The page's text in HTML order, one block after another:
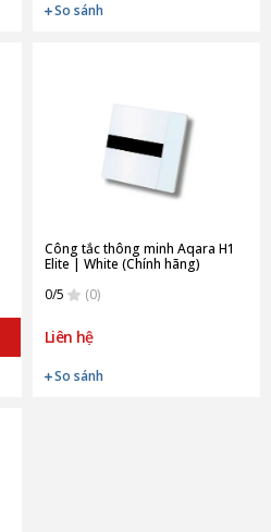
So sánh
Công tắc thông minh Aqara H1
Elite | White (Chính hãng)
0/5
(0)
Liên hệ
So sánh